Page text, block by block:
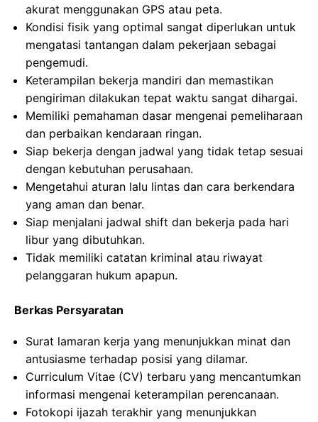
akurat menggunakan GPS atau peta.
Kondisi fisik yang optimal sangat diperlukan untuk
mengatasi tantangan dalam pekerjaan sebagai
pengemudi.
Keterampilan bekerja mandiri dan memastikan
pengiriman dilakukan tepat waktu sangat dihargai.
Memiliki pemahaman dasar mengenai pemeliharaan
dan perbaikan kendaraan ringan.
Siap bekerja dengan jadwal yang tidak tetap sesuai
dengan kebutuhan perusahaan.
Mengetahui aturan lalu lintas dan cara berkendara
yang aman dan benar.
Siap menjalani jadwal shift dan bekerja pada hari
libur yang dibutuhkan.
Tidak memiliki catatan kriminal atau riwayat
pelanggaran hukum apapun.
Berkas Persyaratan
Surat lamaran kerja yang menunjukkan minat dan
antusiasme terhadap posisi yang dilamar.
Curriculum Vitae (CV) terbaru yang mencantumkan
informasi mengenai keterampilan perencanaan.
Fotokopi ijazah terakhir yang menunjukkan